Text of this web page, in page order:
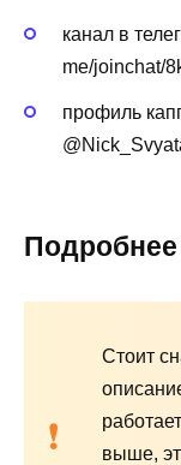
канал в
me/joinchat/
профиль
Стоит
выше,